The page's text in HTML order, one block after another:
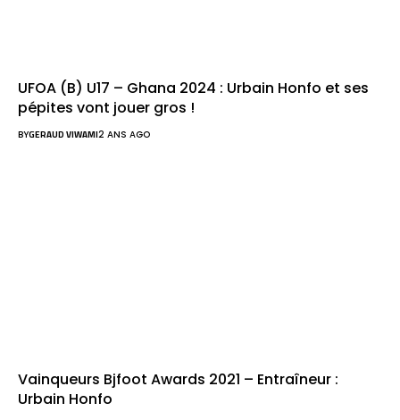
UFOA (B) U17 – Ghana 2024 : Urbain Honfo et ses
pépites vont jouer gros !
BYGERAUD VIWAMI2 ANS AGO
Vainqueurs Bjfoot Awards 2021 – Entraîneur :
Urbain Honfo